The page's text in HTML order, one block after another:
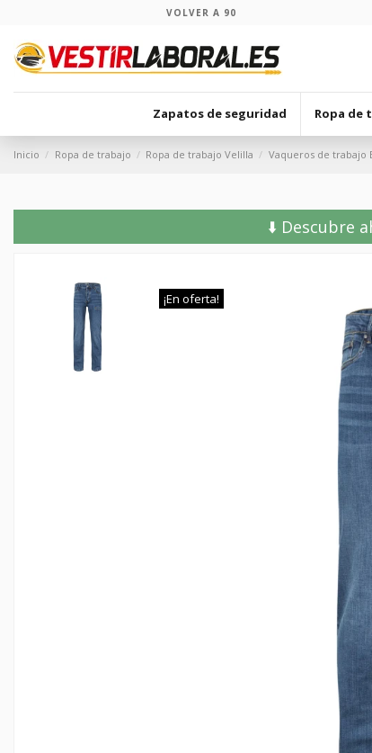
VOLVER A 90
Zapatos de seguridad Ropa de
Inicio Ropa de trabajo Ropa de trabajo Velilla Vaqueros de trabajo
⬇️ Descubre
¡En oferta!